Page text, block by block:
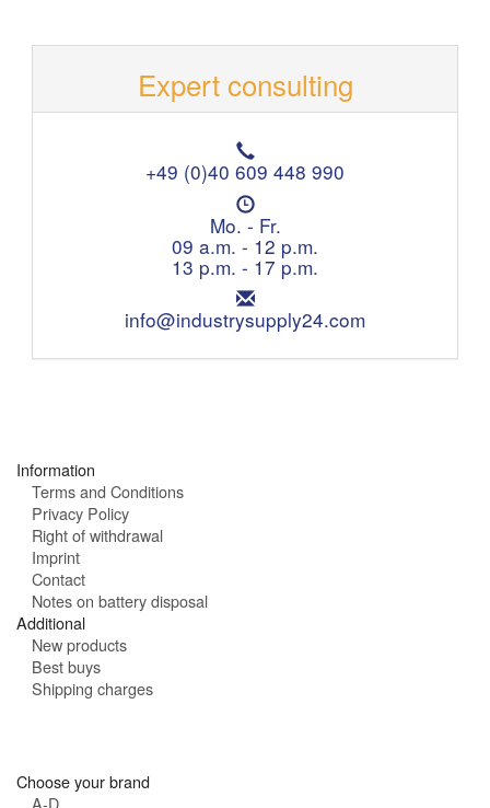
Expert consulting
T
e
e
p
h
o
n
e
+49 (0)40 609 448 990
O
p
e
n
i
n
g
Mo. - Fr.
09 a.m. - 12 p.m.
13 p.m. - 17 p.m.
E
m
i
info@industrysupply24.com
Information
Terms and Conditions
Privacy Policy
Right of withdrawal
Imprint
Contact
Notes on battery disposal
Additional
New products
Best buys
Shipping charges
Choose your brand
A-D